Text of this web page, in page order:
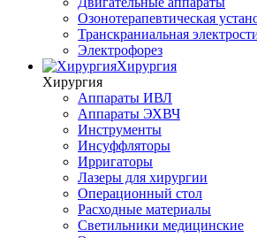
Озонотерапевтическая
Транскраниальная
Электрофорез
Хирургия
Хирургия
Аппараты ИВЛ
Аппараты ЭХВЧ
Инструменты
Инсуффляторы
Ирригаторы
Лазеры для хирургии
Операционный стол
Расходные материалы
Светильники медицинские